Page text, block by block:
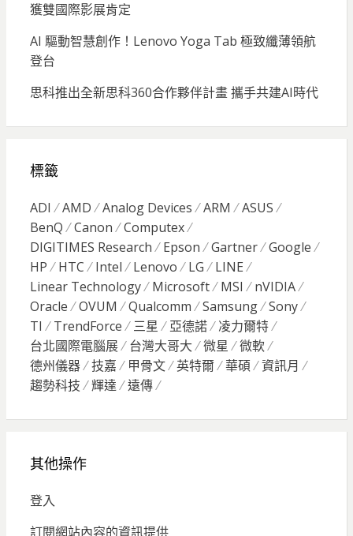
獲雙國際影展肯定
AI 驅動智慧創作！Lenovo Yoga Tab 極致纖薄領航
登台
思科推出全新思科360合作夥伴計畫 攜手共建AI時代
標籤
ADI AMD Analog Devices ARM
ASUS
BenQ
Canon
Computex
DIGITIMES Research
Epson Gartner
Google
HP
HTC Intel Lenovo LG
LINE
Linear Technology
Microsoft MSI
nVIDIA
Oracle
OVUM Qualcomm Samsung
Sony
TI
TrendForce 三星 亞德諾
凌力爾特
台北國際電腦展
台灣大哥大 微星
微軟
德州儀器
技嘉 甲骨文 英特爾 華碩
資訊月
趨勢科技
輝達 遠傳
其他操作
登入
訂閱網站內容的資訊提供